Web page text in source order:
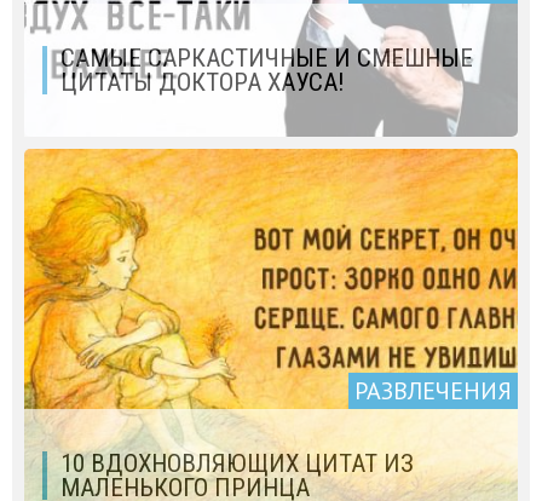
САМЫЕ САРКАСТИЧНЫЕ И СМЕШНЫЕ
ЦИТАТЫ ДОКТОРА ХАУСА!
РАЗВЛЕЧЕНИЯ
10 ВДОХНОВЛЯЮЩИХ ЦИТАТ ИЗ
МАЛЕНЬКОГО ПРИНЦА